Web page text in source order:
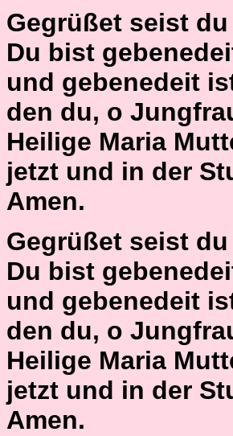
Gegrüßet seist
Du bist
und gebenedeit
den du, o
Heilige Maria
jetzt und in der
Amen.
Gegrüßet seist
Du bist
und gebenedeit
den du, o
Heilige Maria
jetzt und in der
Amen.